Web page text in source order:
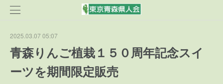
2025.03.07 05:07
青森りんご植栽１５０周年記念スイ
ーツを期間限定販売